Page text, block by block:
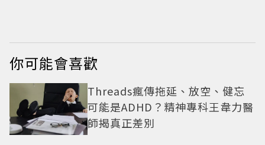
你可能會喜歡
Threads瘋傳拖延、放空、健忘
可能是ADHD？精神專科王韋力醫
師揭真正差別